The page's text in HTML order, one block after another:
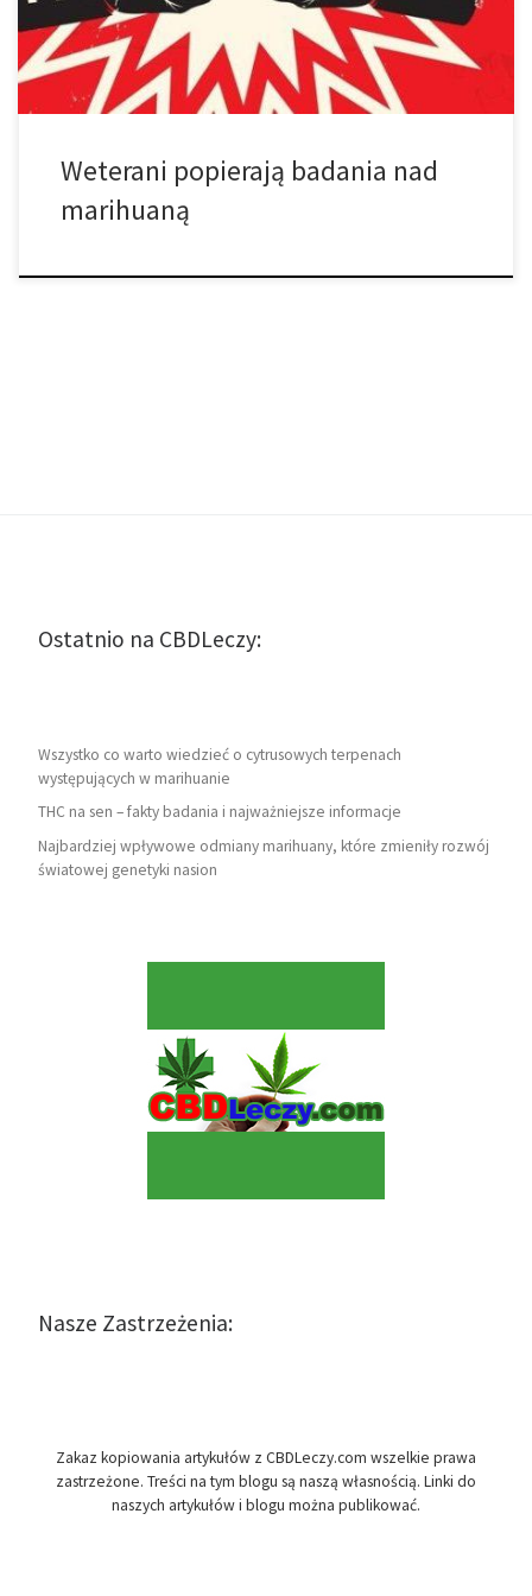
przeprowadzona przez American Legion pokazuje silne wsparcie
[…]
Weterani popierają badania nad
marihuaną
Ostatnio na CBDLeczy:
Wszystko co warto wiedzieć o cytrusowych terpenach
występujących w marihuanie
THC na sen – fakty badania i najważniejsze informacje
Najbardziej wpływowe odmiany marihuany, które zmieniły rozwój
światowej genetyki nasion
Nasze Zastrzeżenia:
Zakaz kopiowania artykułów z CBDLeczy.com wszelkie prawa
zastrzeżone. Treści na tym blogu są naszą własnością. Linki do
naszych artykułów i blogu można publikować.